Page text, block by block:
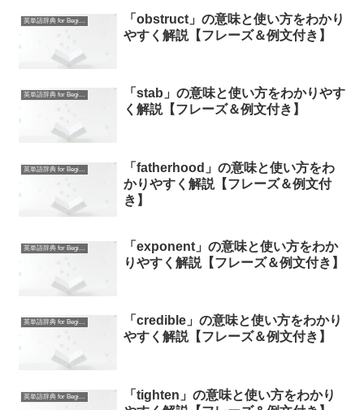
英単語辞典 for Beginners
「obstruct」の意味と使い方をわかり
やすく解説【フレーズ＆例文付き】
英単語辞典 for Beginners
「stab」の意味と使い方をわかりやす
く解説【フレーズ＆例文付き】
英単語辞典 for Beginners
「fatherhood」の意味と使い方をわ
かりやすく解説【フレーズ＆例文付
き】
英単語辞典 for Beginners
「exponent」の意味と使い方をわか
りやすく解説【フレーズ＆例文付き】
英単語辞典 for Beginners
「credible」の意味と使い方をわかり
やすく解説【フレーズ＆例文付き】
英単語辞典 for Beginners
「tighten」の意味と使い方をわかり